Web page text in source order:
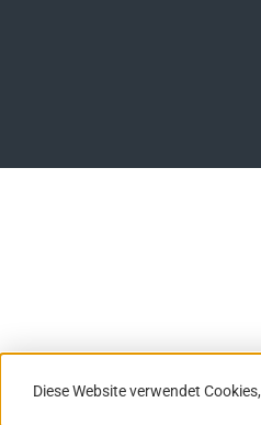
Diese Website verwendet